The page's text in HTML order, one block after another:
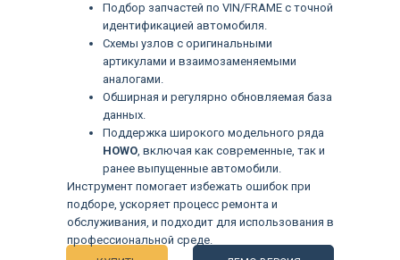
Подбор запчастей по VIN/FRAME с точной
идентификацией автомобиля.
Схемы узлов с оригинальными
артикулами и взаимозаменяемыми
аналогами.
Обширная и регулярно обновляемая база
данных.
Поддержка широкого модельного ряда
HOWO, включая как современные, так и
ранее выпущенные автомобили.
Инструмент помогает избежать ошибок при
подборе, ускоряет процесс ремонта и
обслуживания, и подходит для использования в
профессиональной среде.
Языки